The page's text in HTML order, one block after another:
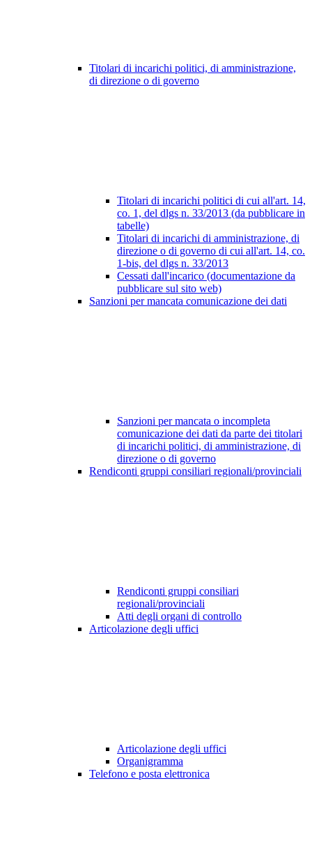
Titolari di incarichi politici, di amministrazione,
di direzione o di governo
Titolari di incarichi politici di cui all'art. 14,
co. 1, del dlgs n. 33/2013 (da pubblicare in
tabelle)
Titolari di incarichi di amministrazione, di
direzione o di governo di cui all'art. 14, co.
1-bis, del dlgs n. 33/2013
Cessati dall'incarico (documentazione da
pubblicare sul sito web)
Sanzioni per mancata comunicazione dei dati
Sanzioni per mancata o incompleta
comunicazione dei dati da parte dei titolari
di incarichi politici, di amministrazione, di
direzione o di governo
Rendiconti gruppi consiliari regionali/provinciali
Rendiconti gruppi consiliari
regionali/provinciali
Atti degli organi di controllo
Articolazione degli uffici
Articolazione degli uffici
Organigramma
Telefono e posta elettronica